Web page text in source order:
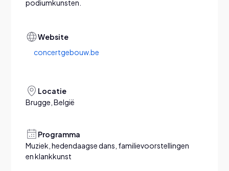
podiumkunsten.
Website
concertgebouw.be
Locatie
Brugge, België
Programma
Muziek, hedendaagse dans, familievoorstellingen
en klankkunst